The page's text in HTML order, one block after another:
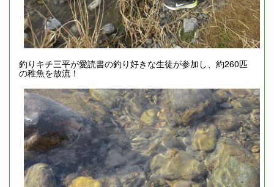
釣りキチ三平が愛読書の釣り好きな生徒が参加し、約260匹
の稚魚を放流！